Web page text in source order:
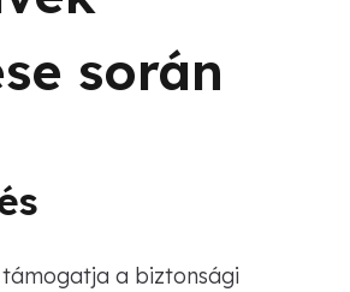
során
támogatja a biztonsági